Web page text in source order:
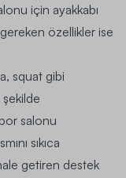
için ayakkabı
özellikler ise
squat gibi
şekilde
salonu
sıkıca
getiren destek